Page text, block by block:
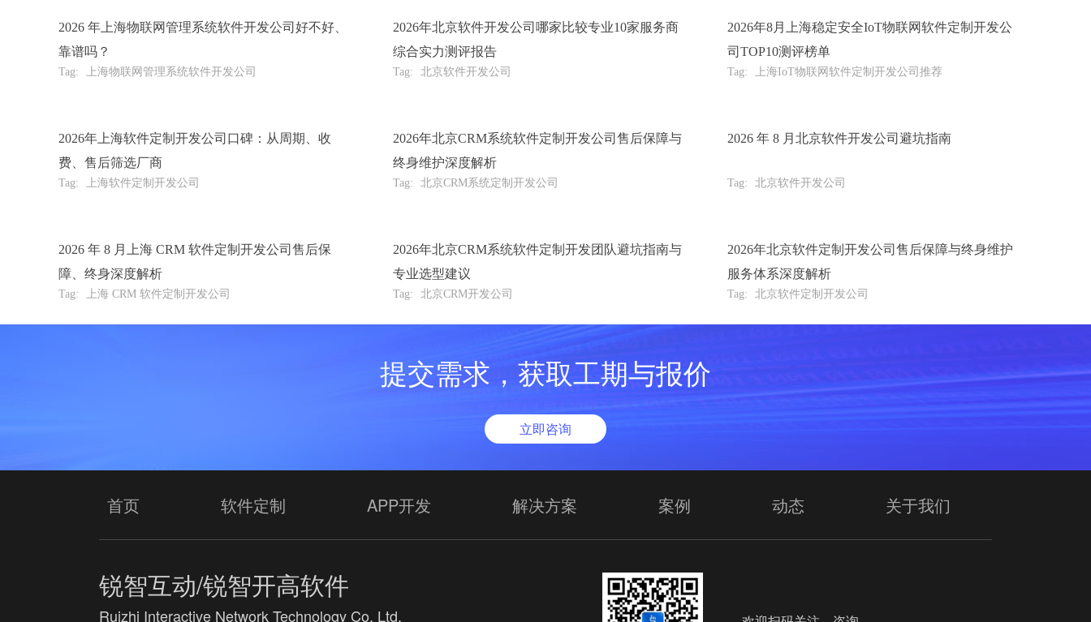
2026 年上海物联网管理系统软件开发公司好不好、
靠谱吗？
Tag: 上海物联网管理系统软件开发公司
2026年北京软件开发公司哪家比较专业10家服务商
综合实力测评报告
Tag: 北京软件开发公司
2026年8月上海稳定安全IoT物联网软件定制开发公
司TOP10测评榜单
Tag: 上海IoT物联网软件定制开发公司推荐
2026年上海软件定制开发公司口碑：从周期、收
费、售后筛选厂商
Tag: 上海软件定制开发公司
2026年北京CRM系统软件定制开发公司售后保障与
终身维护深度解析
Tag: 北京CRM系统定制开发公司
2026 年 8 月北京软件开发公司避坑指南
Tag: 北京软件开发公司
2026 年 8 月上海 CRM 软件定制开发公司售后保
障、终身深度解析
Tag: 上海 CRM 软件定制开发公司
2026年北京CRM系统软件定制开发团队避坑指南与
专业选型建议
Tag: 北京CRM开发公司
2026年北京软件定制开发公司售后保障与终身维护
服务体系深度解析
Tag: 北京软件定制开发公司
提交需求，获取工期与报价
立即咨询
首页 软件定制 APP开发 解决方案 案例 动态 关于我们
锐智互动/锐智开高软件
Ruizhi Interactive Network Technology Co. Ltd.